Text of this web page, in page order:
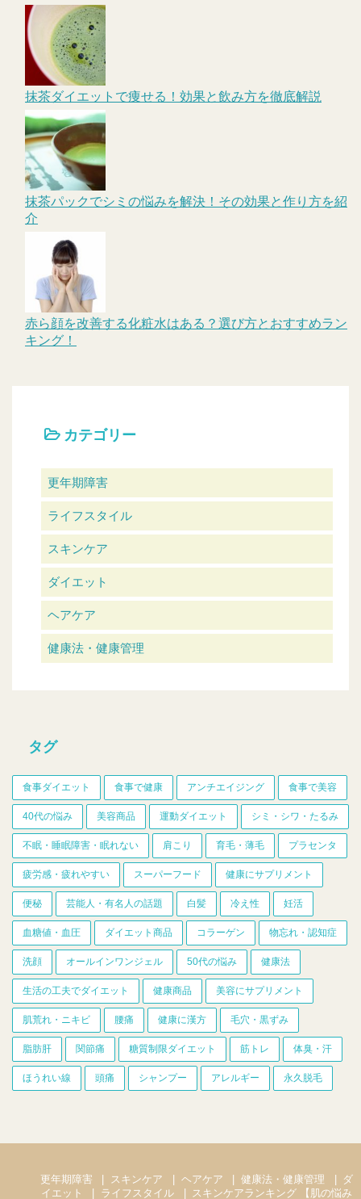
抹茶ダイエットで痩せる！効果と飲み方を徹底解説
抹茶パックでシミの悩みを解決！その効果と作り方を紹
介
赤ら顔を改善する化粧水はある？選び方とおすすめラン
キング！
カテゴリー
更年期障害
ライフスタイル
スキンケア
ダイエット
ヘアケア
健康法・健康管理
タグ
食事ダイエット 食事で健康 アンチエイジング 食事で美容
40代の悩み 美容商品 運動ダイエット シミ・シワ・たるみ
不眠・睡眠障害・眠れない 肩こり 育毛・薄毛 プラセンタ
疲労感・疲れやすい スーパーフード 健康にサプリメント
便秘 芸能人・有名人の話題 白髪 冷え性 妊活
血糖値・血圧 ダイエット商品 コラーゲン 物忘れ・認知症
洗顔 オールインワンジェル 50代の悩み 健康法
生活の工夫でダイエット 健康商品 美容にサプリメント
肌荒れ・ニキビ 腰痛 健康に漢方 毛穴・黒ずみ
脂肪肝 関節痛 糖質制限ダイエット 筋トレ 体臭・汗
ほうれい線 頭痛 シャンプー アレルギー 永久脱毛
更年期障害 スキンケア ヘアケア 健康法・健康管理
ダ
イエット
ライフスタイル スキンケアランキング 【肌の悩み